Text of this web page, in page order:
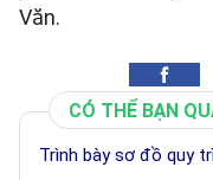
Văn.
CÓ THỂ BẠN
Trình bày sơ đồ quy